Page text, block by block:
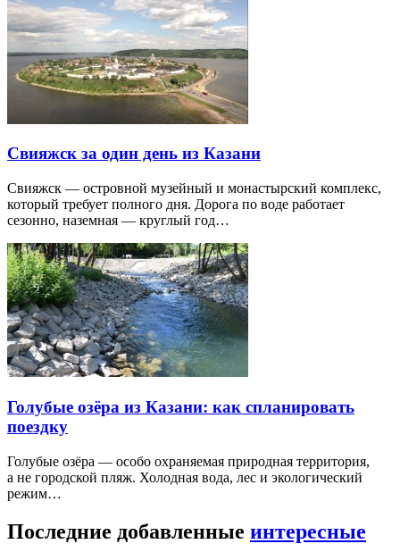
Свияжск за один день из Казани
Свияжск — островной музейный и монастырский комплекс,
который требует полного дня. Дорога по воде работает
сезонно, наземная — круглый год…
Голубые озёра из Казани: как спланировать
поездку
Голубые озёра — особо охраняемая природная территория,
а не городской пляж. Холодная вода, лес и экологический
режим…
Последние добавленные интересные